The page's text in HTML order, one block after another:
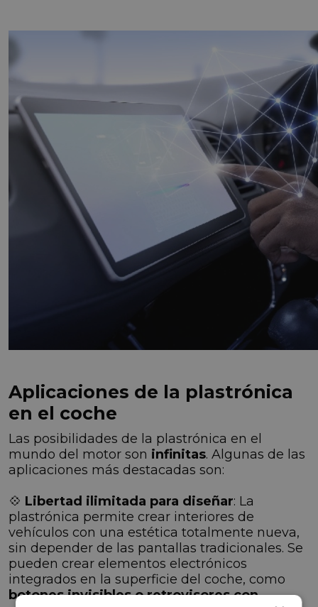
Aplicaciones de la plastrónica
en el coche
Las posibilidades de la plastrónica en el
mundo del motor son infinitas. Algunas de las
aplicaciones más destacadas son:
💠 Libertad ilimitada para diseñar: La
plastrónica permite crear interiores de
vehículos con una estética totalmente nueva,
sin depender de las pantallas tradicionales. Se
pueden crear elementos electrónicos
integrados en la superficie del coche, como
botones invisibles o retrovisores con